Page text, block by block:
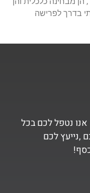
בדרך לפרישה
נטפל לכם בכל
,נייעץ לכם